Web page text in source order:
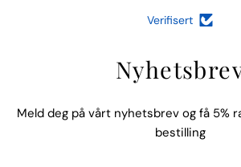
Verifisert
Meld deg på vårt nyhetsbrev og få 5%
bestilling